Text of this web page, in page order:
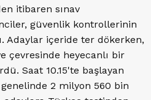
itibaren sınav
güvenlik kontrollerinin
Adaylar içeride ter dökerken,
çevresinde heyecanlı bir
Saat 10.15'te başlayan
2 milyon 560 bin